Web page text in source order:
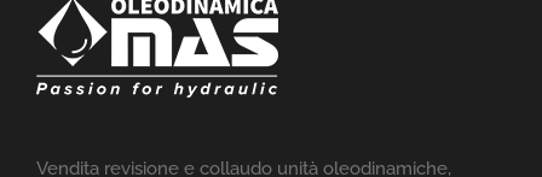
Vendita revisione e collaudo unità oleodinamiche,